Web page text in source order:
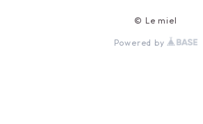
© Le miel
Powered by